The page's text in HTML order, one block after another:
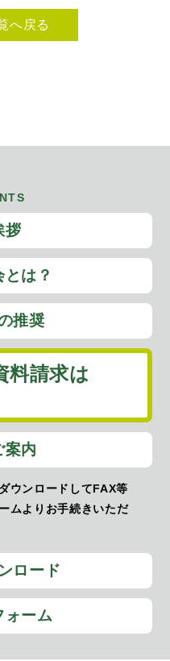
へ戻る
拶
は？
推奨
料請求は
案内
ウンロードしてFAX等
ムよりお手続きいただ
ロード
ォーム